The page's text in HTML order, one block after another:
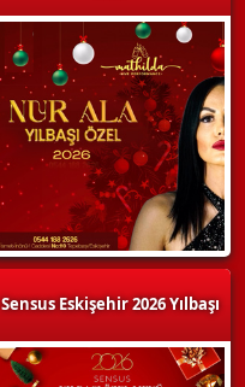
Sensus Eskişehir 2026 Yılbaşı